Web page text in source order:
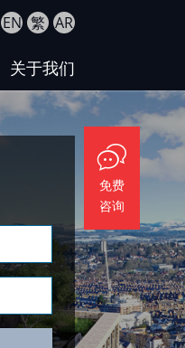
关于我们
EN 繁 AR
免费
咨询